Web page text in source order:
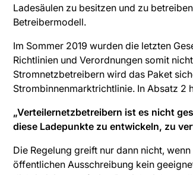
Ladesäulen zu besitzen und zu
Betreibermodell.
Im Sommer 2019 wurden die letzten
Richtlinien und Verordnungen somit
Stromnetzbetreibern wird das Paket
Strombinnenmarktrichtlinie. In Absatz 2
„Verteilernetzbetreibern ist es nicht
diese Ladepunkte zu entwickeln, zu
Die Regelung greift nur dann nicht,
öffentlichen Ausschreibung kein